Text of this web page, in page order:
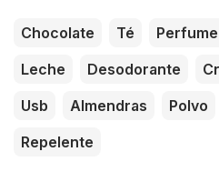
Chocolate Té Perfume
Leche
Desodorante
Usb
Almendras Polvo
Repelente